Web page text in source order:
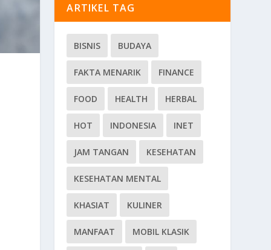
ARTIKEL TAG
BISNIS BUDAYA
FAKTA MENARIK FINANCE
FOOD HEALTH HERBAL
HOT INDONESIA INET
JAM TANGAN KESEHATAN
KESEHATAN MENTAL
KHASIAT KULINER
MANFAAT MOBIL KLASIK